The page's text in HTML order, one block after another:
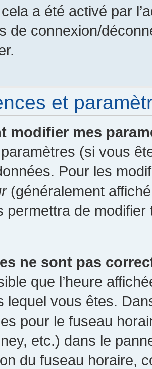
a été activé par
de connexion/
et
modifier mes
(si vous
Pour les
(généralement
permettra de
ne sont pas
que l’heure
lequel vous êtes.
pour le fuseau
etc.) dans le
du fuseau horaire,